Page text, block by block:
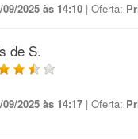
09/2025 às 14:10 | Oferta:
de S.
09/2025 às 14:17 | Oferta: